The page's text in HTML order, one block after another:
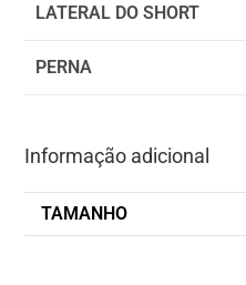
LATERAL DO SHORT
PERNA
Informação adicional
TAMANHO